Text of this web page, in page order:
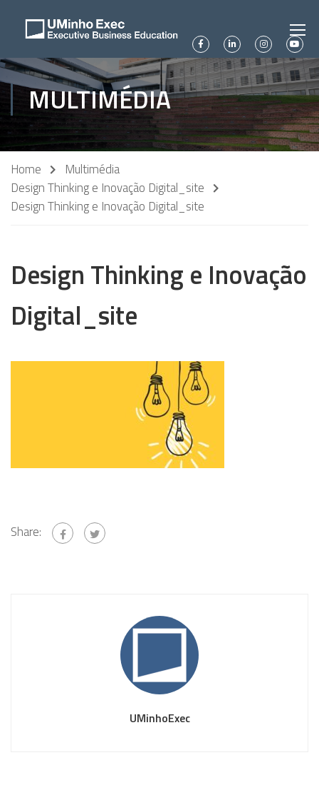
MULTIMÉDIA
Home
Multimédia
Design Thinking e Inovação Digital_site
Design Thinking e Inovação Digital_site
Design Thinking e Inovação
Digital_site
Share:
UMinhoExec